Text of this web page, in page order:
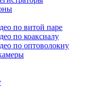
по витой паре
по коаксиалу
по оптоволокну